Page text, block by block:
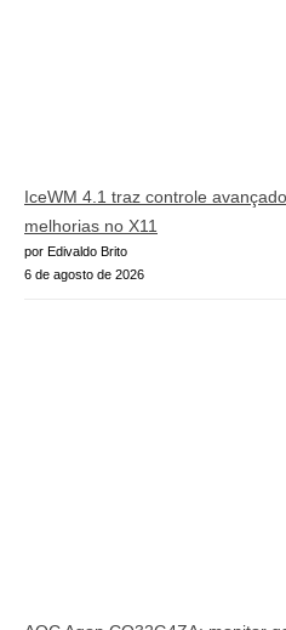
IceWM 4.1 traz controle
melhorias no X11
por Edivaldo Brito
6 de agosto de 2026